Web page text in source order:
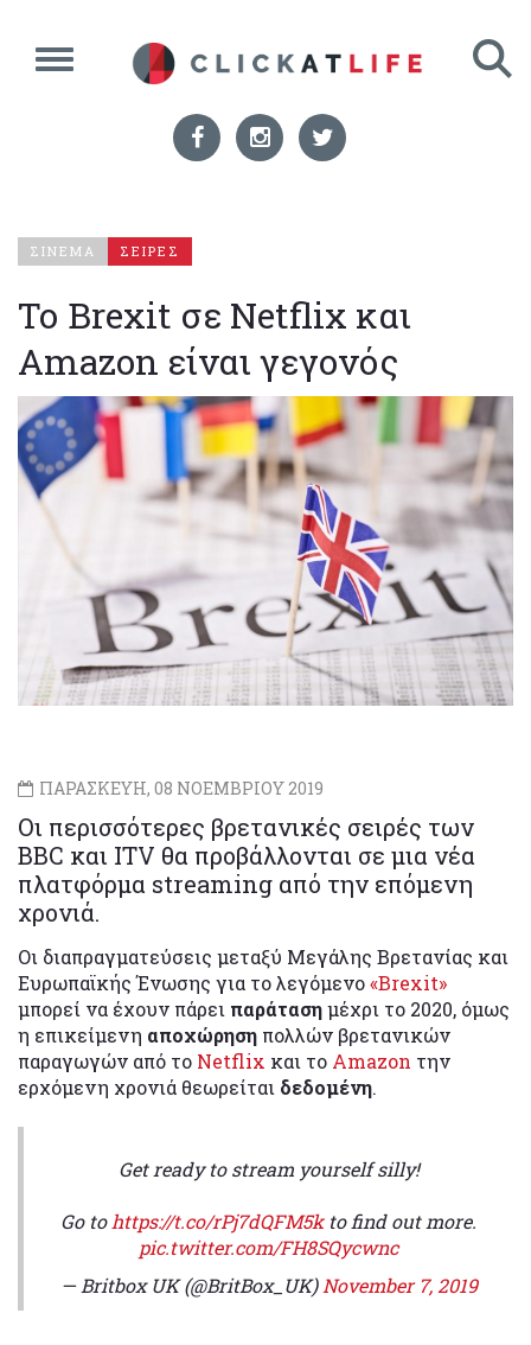
ΣΙΝΕΜΑ ΣΕΙΡΕΣ
Το Brexit σε Netflix και
Amazon είναι γεγονός
ΠΑΡΑΣΚΕΥΗ, 08 ΝΟΕΜΒΡΙΟΥ 2019
Οι περισσότερες βρετανικές σειρές των
BBC και ITV θα προβάλλονται σε μια νέα
πλατφόρμα streaming από την επόμενη
χρονιά.
Οι διαπραγματεύσεις μεταξύ Μεγάλης Βρετανίας και
Ευρωπαϊκής Ένωσης για το λεγόμενο«Brexit»
μπορεί να έχουν πάρει παράτασημέχρι το 2020, όμως
η επικείμενη αποχώρηση πολλών βρετανικών
παραγωγών από το Netflix και το Amazon την
ερχόμενη χρονιά θεωρείται δεδομένη.
Get ready to stream yourself silly!
Go tohttps://t.co/rPj7dQFM5kto find out more.
pic.twitter.com/FH8SQycwnc
— Britbox UK (@BritBox_UK)November 7, 2019